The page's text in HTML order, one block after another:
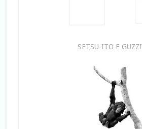
SETSU-ITO E